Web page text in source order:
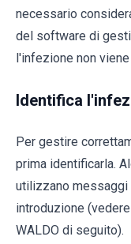
necessario
del software di
l'infezione non
Identifica
Per gestire
prima identificarla.
utilizzano
introduzione
WALDO di seguito).